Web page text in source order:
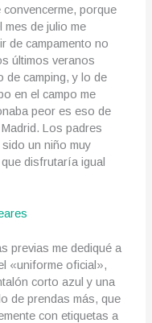
porque
mes de julio me
de campamento no
últimos veranos
de camping, y lo de
en el campo me
peor es eso de
Los padres
un niño muy
disfrutaría igual
previas me dediqué a
«uniforme oficial»,
corto azul y una
de prendas más, que
con etiquetas a